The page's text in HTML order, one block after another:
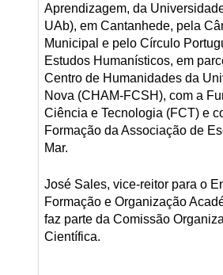
Aprendizagem, da
UAb), em Cantanhede, pela
Municipal e pelo Círculo
Estudos Humanísticos, em
Centro de Humanidades da
Nova (CHAM-FCSH), com a
Ciência e Tecnologia (FCT) e
Formação da Associação de
Mar.
José Sales, vice-reitor para o
Formação e Organização
faz parte da Comissão
Científica.